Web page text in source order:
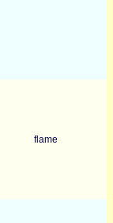
flame